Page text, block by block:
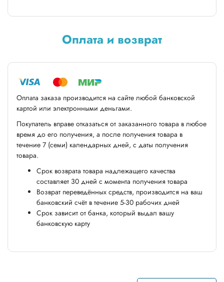
Оплата и возврат
Оплата заказа производится на сайте любой банковской
картой или электронными деньгами.
Покупатель вправе отказаться от заказанного товара в любое
время до его получения, а после получения товара в
течение 7 (семи) календарных дней, с даты получения
товара.
Срок возврата товара надлежащего качества
составляет 30 дней с момента получения товара
Возврат переведённых средств, производится на ваш
банковский счёт в течение 5-30 рабочих дней
Срок зависит от банка, который выдал вашу
банковскую карту